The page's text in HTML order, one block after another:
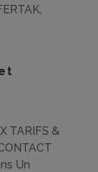
TARIFS &
Un